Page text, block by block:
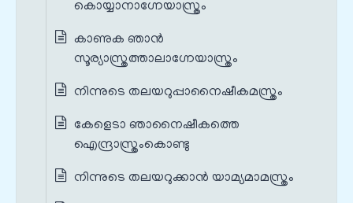
കൊയ്യാനാഗ്നേയാസ്ത്രം
കാണുക ഞാൻ
സൂര്യാസ്ത്രത്താലാഗ്നേയാസ്ത്രം
നിന്നുടെ തലയറുപ്പാനൈഷീകമസ്ത്രം
കേളെടാ ഞാനൈഷീകത്തെ
ഐന്ദ്രാസ്ത്രംകൊണ്ടു
നിന്നുടെ തലയറുക്കാൻ യാമ്യമാമസ്ത്രം